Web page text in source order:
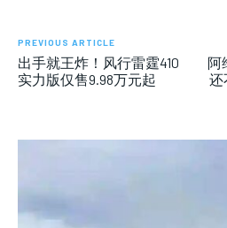
PREVIOUS ARTICLE
出手就王炸！风行雷霆410
实力版仅售9.98万元起
阿
还